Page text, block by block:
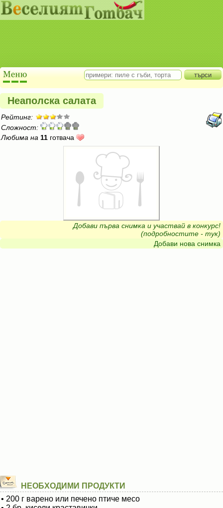
Неаполска салата
Рейтинг:
Сложност:
Любима на 11 готвача
Добави първа снимка и участвай в конкурс!
(подробностите - тук)
Добави нова снимка
НЕОБХОДИМИ ПРОДУКТИ
• 200 г варено или печено птиче месо